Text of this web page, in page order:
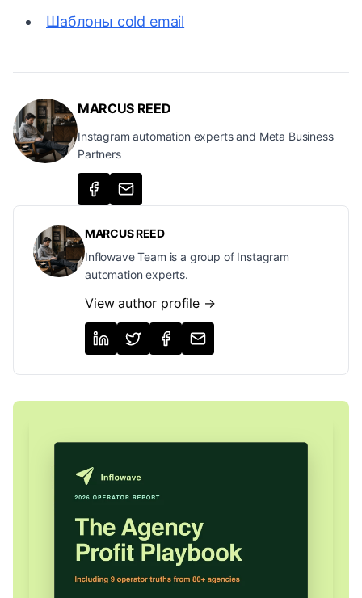
Шаблоны cold email
MARCUS REED
Instagram automation experts and Meta Business
Partners
MARCUS REED
Inflowave Team is a group of Instagram
automation experts.
View author profile →